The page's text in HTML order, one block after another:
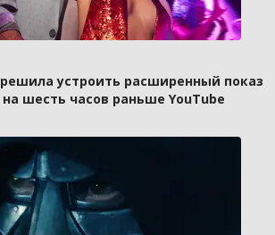
устроить расширенный показ
на шесть часов раньше YouTube